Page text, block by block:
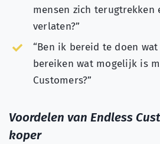
mensen zich
verlaten?”
“Ben ik bereid te doen
bereiken wat mogelijk is
Customers?”
Voordelen van Endless
koper